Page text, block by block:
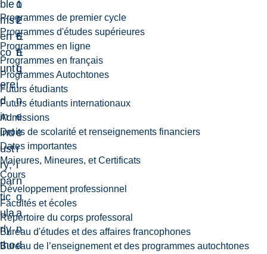
Programmes de premier cycle
Programmes d'études supérieures
Programmes en ligne
Programmes en français
Programmes Autochtones
Futurs étudiants
Futurs étudiants internationaux
Admissions
Droits de scolarité et renseignements financiers
Dates importantes
Majeures, Mineures, et Certificats
Cours
Développement professionnel
Facultés et écoles
Répertoire du corps professoral
Bureau d'études et des affaires francophones
Bureau de l’enseignement et des programmes autochtones
ble
ms
en
co
unt
ere
d
in
ind
ust
ry;
par
tic
ula
rly
tho
1
2
6
E
L
o
f
E
n
g
i
n
e
e
r
i
n
g
a
n
d